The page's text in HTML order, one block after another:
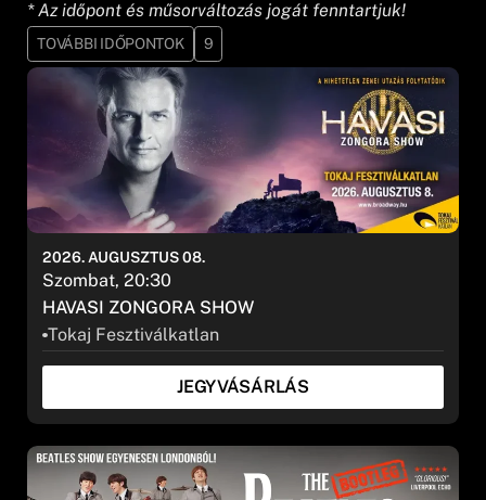
* Az időpont és műsorváltozás jogát fenntartjuk!
TOVÁBBI IDŐPONTOK 9
HAVASI ZONGORA SHOW
Tokaj Fesztiválkatlan
2026. AUGUSZTUS 08.
Szombat, 20:30
JEGYVÁSÁRLÁS